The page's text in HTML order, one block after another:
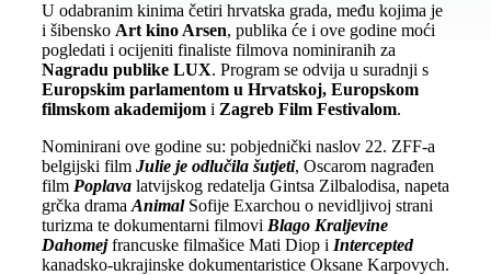
U odabranim kinima četiri hrvatska grada, među kojima je
i šibensko Art kino Arsen, publika će i ove godine moći
pogledati i ocijeniti finaliste filmova nominiranih za
Nagradu publike LUX. Program se odvija u suradnji s
Europskim parlamentom u Hrvatskoj, Europskom
filmskomakademijom i Zagreb Film Festivalom.
Nominirani ove godine su: pobjednički naslov 22. ZFF-a
belgijski film Julie je odlučila šutjeti, Oscarom nagrađen
film Poplavalatvijskog redatelja Gintsa Zilbalodisa, napeta
grčka drama AnimalSofije Exarchou o nevidljivoj strani
turizma te dokumentarni filmovi Blago Kraljevine
Dahomejfrancuske filmašice Mati Diop i Intercepted
kanadsko-ukrajinske dokumentaristice Oksane Karpovych.